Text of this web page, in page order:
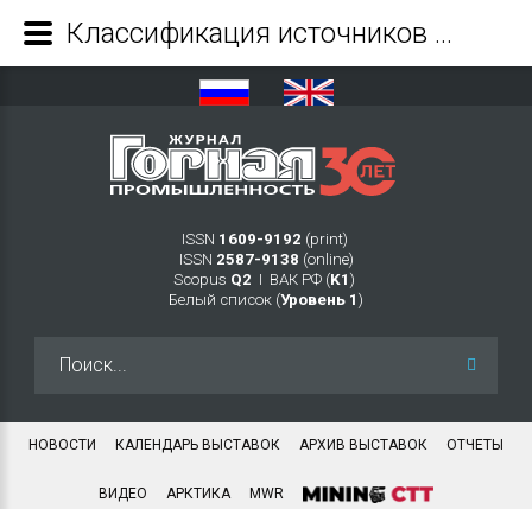
ISSN 1609-9192 (print)
ISSN 2587-9138 (online)
Scopus Q2 Ι ВАК РФ (K1 )
Белый список (Уровень 1 )
НОВОСТИ КАЛЕНДАРЬ ВЫСТАВОК АРХИВ ВЫСТАВОК ОТЧЕТЫ
ВИДЕО АРКТИКА MWR
Классификация источников сейсмических сигналов по идентификации файлов волновых форм (на примере прогноза удароопасности подземных рудников Кировского филиала АО «Апатит») - Журнал Горная промышленность